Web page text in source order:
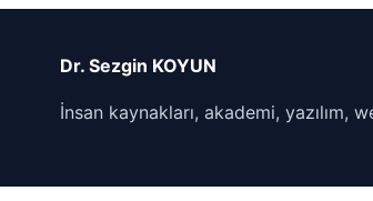
Dr. Sezgin KOYUN
İnsan kaynakları, akademi, yazılım,